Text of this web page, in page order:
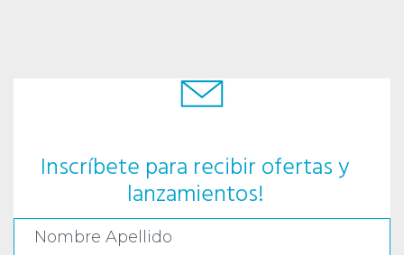
Inscríbete para recibir ofertas y
lanzamientos!